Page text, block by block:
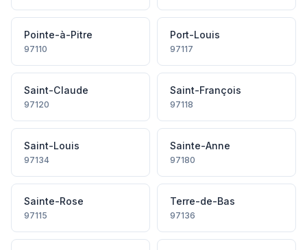
Pointe-à-Pitre
97110
Port-Louis
97117
Saint-Claude
97120
Saint-François
97118
Saint-Louis
97134
Sainte-Anne
97180
Sainte-Rose
97115
Terre-de-Bas
97136